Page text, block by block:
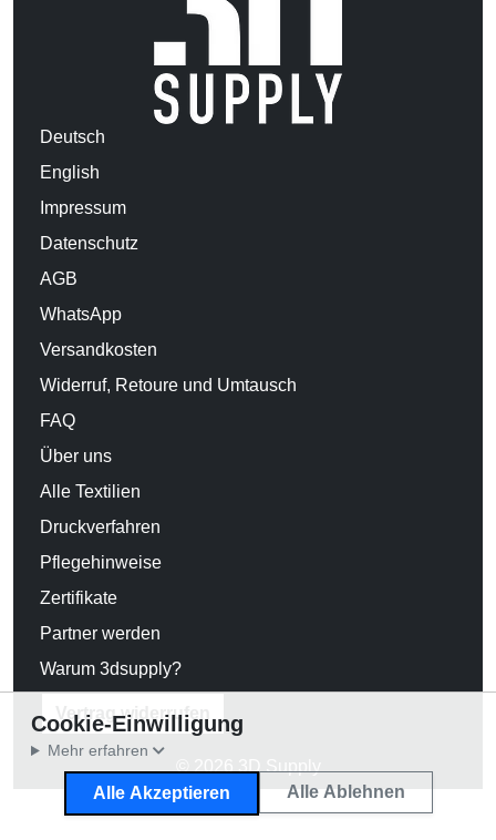
Deutsch
English
Impressum
Datenschutz
AGB
WhatsApp
Versandkosten
Widerruf, Retoure und Umtausch
FAQ
Über uns
Alle Textilien
Druckverfahren
Pflegehinweise
Zertifikate
Partner werden
Warum 3dsupply?
Vertrag widerrufen
© 2026 3D Supply
Cookie-Einwilligung
Mehr erfahren
Alle Akzeptieren Alle Ablehnen